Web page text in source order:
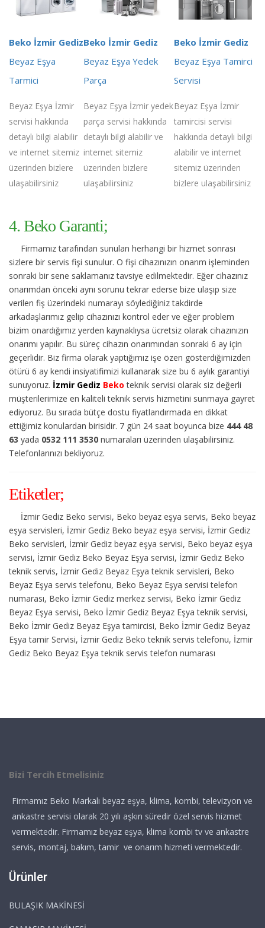
Beko İzmir Gediz
Beyaz Eşya
Tarmici
Beyaz Eşya İzmir
servisi hakkında
detaylı bilgi alabilir
ve internet sitemiz
üzerinden bizlere
ulaşabilirsiniz
Beko İzmir Gediz
Beyaz Eşya Yedek
Parça
Beyaz Eşya İzmir yedek
parça servisi hakkında
detaylı bilgi alabilir ve
internet sitemiz
üzerinden bizlere
ulaşabilirsiniz
Beko İzmir Gediz
Beyaz Eşya Tamirci
Servisi
Beyaz Eşya İzmir
tamircisi servisi
hakkında detaylı bilgi
alabilir ve internet
sitemiz üzerinden
bizlere ulaşabilirsiniz
4. Beko Garanti;
Firmamız tarafından sunulan herhangi bir hizmet sonrası
sizlere bir servis fişi sunulur. O fişi cihazınızın onarım işleminden
sonraki bir sene saklamanız tavsiye edilmektedir. Eğer cihazınız
onarımdan önceki aynı sorunu tekrar ederse bize ulaşıp size
verilen fiş üzerindeki numarayı söylediğiniz takdirde
arkadaşlarımız gelip cihazınızı kontrol eder ve eğer problem
bizim onardığımız yerden kaynaklıysa ücretsiz olarak cihazınızın
onarımı yapılır. Bu süreç cihazın onarımından sonraki 6 ay için
geçerlidir. Biz firma olarak yaptığımız işe özen gösterdiğimizden
ötürü 6 ay kendi insiyatifimizi kullanarak size bu 6 aylık garantiyi
sunuyoruz. İzmir Gediz Bekoteknik servisi olarak siz değerli
müşterilerimize en kaliteli teknik servis hizmetini sunmaya gayret
ediyoruz. Bu sırada bütçe dostu fiyatlandırmada en dikkat
ettiğimiz konulardan birisidir. 7 gün 24 saat boyunca bize 444 48
63 yada 0532 111 3530 numaraları üzerinden ulaşabilirsiniz.
Telefonlarınızı bekliyoruz.
Etiketler;
İzmir Gediz Beko servisi, Beko beyaz eşya servis, Beko beyaz
eşya servisleri, İzmir Gediz Beko beyaz eşya servisi, İzmir Gediz
Beko servisleri, İzmir Gediz beyaz eşya servisi, Beko beyaz eşya
servisi, İzmir Gediz Beko Beyaz Eşya servisi, İzmir Gediz Beko
teknik servis, İzmir Gediz Beyaz Eşya teknik servisleri, Beko
Beyaz Eşya servis telefonu, Beko Beyaz Eşya servisi telefon
numarası, Beko İzmir Gediz merkez servisi, Beko İzmir Gediz
Beyaz Eşya servisi, Beko İzmir Gediz Beyaz Eşya teknik servisi,
Beko İzmir Gediz Beyaz Eşya tamircisi, Beko İzmir Gediz Beyaz
Eşya tamir Servisi, İzmir Gediz Beko teknik servis telefonu, İzmir
Gediz Beko Beyaz Eşya teknik servis telefon numarası
Bizi Tercih Etmelisiniz
Firmamız Beko Markalı beyaz eşya, klima, kombi, televizyon ve
ankastre servisi olarak 20 yılı aşkın süredir özel servis hizmet
vermektedir. Firmamız beyaz eşya, klima kombi tv ve ankastre
servis, montaj, bakım, tamir ve onarım hizmeti vermektedir.
Ürünler
BULAŞIK MAKİNESİ